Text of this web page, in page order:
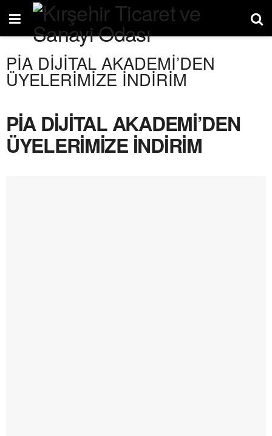
PİA DİJİTAL AKADEMİ’DEN
ÜYELERİMİZE İNDİRİM
PİA DİJİTAL AKADEMİ’DEN
ÜYELERİMİZE İNDİRİM